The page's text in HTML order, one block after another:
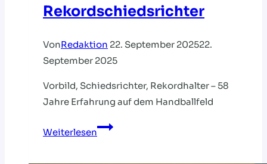
Rekordschiedsrichter
VonRedaktion 22. September 202522.
September 2025
Vorbild, Schiedsrichter, Rekordhalter – 58
Jahre Erfahrung auf dem Handballfeld
Weiterlesen
Wolfgang